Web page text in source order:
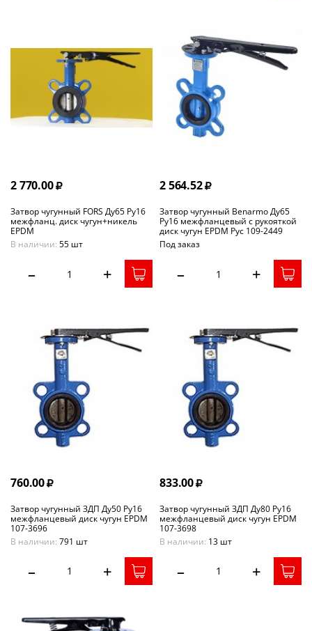
2 770.00
Затвор чугунный FORS Ду65 Ру16
межфланц. диск чугун+никель
EPDM
В наличии: 55 шт
– +
2 564.52
Затвор чугунный Benarmo Ду65
Ру16 межфланцевый с рукояткой
диск чугун EPDM Рус 109-2449
Под заказ
– +
760.00
Затвор чугунный ЗДП Ду50 Ру16
межфланцевый диск чугун EPDM
107-3696
В наличии: 791 шт
– +
833.00
Затвор чугунный ЗДП Ду80 Ру16
межфланцевый диск чугун EPDM
107-3698
В наличии: 13 шт
– +